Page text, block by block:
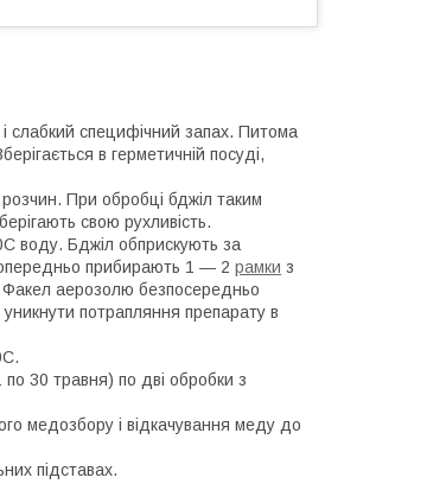
слабкий специфічний запах. Питома
в герметичній посуді,
При обробці бджіл таким
свою рухливість.
воду. Бджіл обприскують за
прибирають 1 ― 2 рамки з
Факел аерозолю безпосередньо
потрапляння препарату в
по 30 травня) по дві обробки з
медозбору і відкачування меду до
підставах.